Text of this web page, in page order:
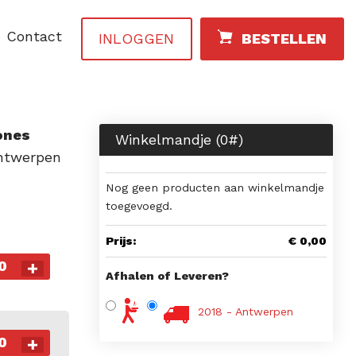
Contact INLOGGEN BESTELLEN
Winkelmandje (0#)
Nog geen producten aan winkelmandje
toegevoegd.
Prijs: € 0,00
Afhalen of Leveren?
2018 - Antwerpen